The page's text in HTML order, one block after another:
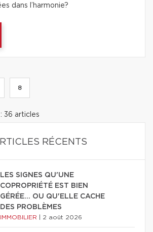
dans l’harmonie?
8
36 articles
RÉCENTS
LES SIGNES QU'UNE
COPROPRIÉTÉ EST BIEN
GÉRÉE… OU QU'ELLE CACHE
DES PROBLÈMES
IMMOBILIER 2 août 2026